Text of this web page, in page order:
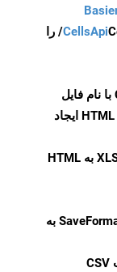
CellsApiCellsApi</aient/Client/ را
با نام فایل
محلی و فرمت تنظیم شده روی HTML ایجاد
از WordsApi برای تبدیل سند XLSX به HTML
را از CellsAPI با SaveFormat به
CSV